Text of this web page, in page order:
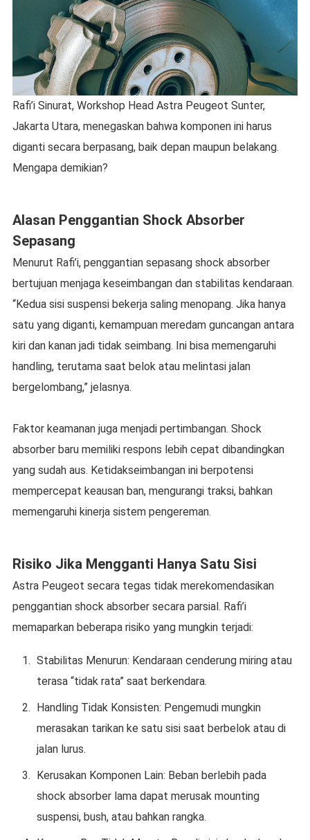
Rafi’i Sinurat, Workshop Head Astra Peugeot Sunter,
Jakarta Utara, menegaskan bahwa komponen ini harus
diganti secara berpasang, baik depan maupun belakang.
Mengapa demikian?
Alasan Penggantian Shock Absorber
Sepasang
Menurut Rafi’i, penggantian sepasang shock absorber
bertujuan menjaga keseimbangan dan stabilitas kendaraan.
“Kedua sisi suspensi bekerja saling menopang. Jika hanya
satu yang diganti, kemampuan meredam guncangan antara
kiri dan kanan jadi tidak seimbang. Ini bisa memengaruhi
handling, terutama saat belok atau melintasi jalan
bergelombang,” jelasnya.
Faktor keamanan juga menjadi pertimbangan. Shock
absorber baru memiliki respons lebih cepat dibandingkan
yang sudah aus. Ketidakseimbangan ini berpotensi
mempercepat keausan ban, mengurangi traksi, bahkan
memengaruhi kinerja sistem pengereman.
Risiko Jika Mengganti Hanya Satu Sisi
Astra Peugeot secara tegas tidak merekomendasikan
penggantian shock absorber secara parsial. Rafi’i
memaparkan beberapa risiko yang mungkin terjadi:
Stabilitas Menurun: Kendaraan cenderung miring atau
terasa “tidak rata” saat berkendara.
Handling Tidak Konsisten: Pengemudi mungkin
merasakan tarikan ke satu sisi saat berbelok atau di
jalan lurus.
Kerusakan Komponen Lain: Beban berlebih pada
shock absorber lama dapat merusak mounting
suspensi, bush, atau bahkan rangka.